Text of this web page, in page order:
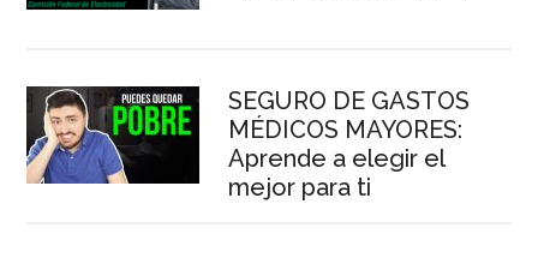
SEGURO DE GASTOS
MÉDICOS MAYORES:
Aprende a elegir el
mejor para ti